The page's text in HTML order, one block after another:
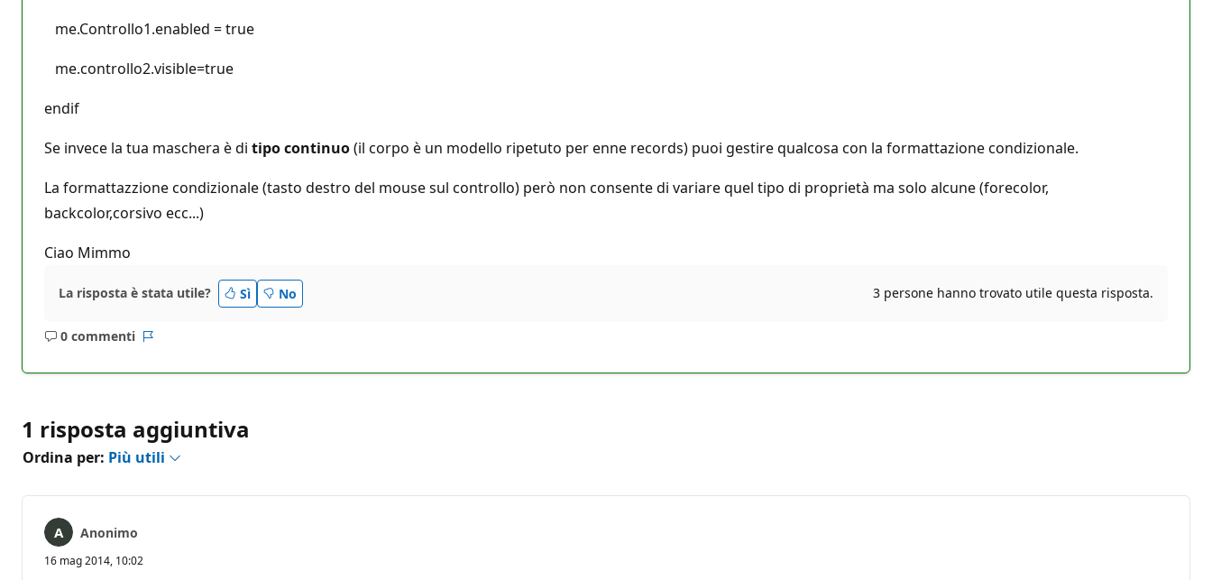
me.Controllo1.enabled = true
me.controllo2.visible=true
endif
Se invece la tua maschera è di tipo continuo(il corpo è un modello ripetuto per enne records) puoi gestire qualcosa con la formattazione condizionale.
La formattazzione condizionale (tasto destro del mouse sul controllo) però non consente di variare quel tipo di proprietà ma solo alcune (forecolor,
backcolor,corsivo ecc...)
Ciao Mimmo
La risposta è stata utile? Sì No 3 persone hanno trovato utile questa risposta.
0 commenti
Nessun
1 risposta aggiuntiva
Ordina per: Più utili
Anonimo
16 mag 2014, 10:02